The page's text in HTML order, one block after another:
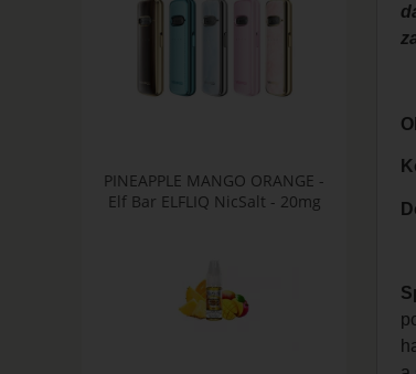
PINEAPPLE MANGO ORANGE -
Elf Bar ELFLIQ NicSalt - 20mg